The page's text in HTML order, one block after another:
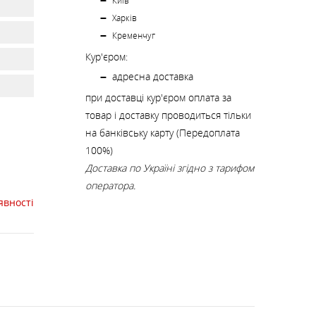
СТРАХУВАЛЬНІ СИСТЕМИ
НОЖІ, МУЛЬТИІНСТРУМЕНТ
РЕМКОМПЛЕКТИ,
ЗАПЛАТКИ
СУВЕНІРИ, ПОДАРУНКИ
Харків
Кременчуг
Кур'єром:
адресна доставка
при доставці кур'єром оплата за
товар і доставку проводиться тільки
на банківську карту (Передоплата
100%)
Доставка по Україні згідно з тарифом
оператора.